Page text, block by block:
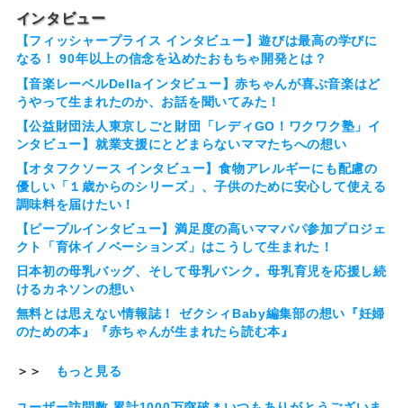
インタビュー
【フィッシャープライス インタビュー】遊びは最高の学びに
なる！ 90年以上の信念を込めたおもちゃ開発とは？
【音楽レーベルDellaインタビュー】赤ちゃんが喜ぶ音楽はど
うやって生まれたのか、お話を聞いてみた！
【公益財団法人東京しごと財団「レディGO！ワクワク塾」イ
ンタビュー】就業支援にとどまらないママたちへの想い
【オタフクソース インタビュー】食物アレルギーにも配慮の
優しい「１歳からのシリーズ」、子供のために安心して使える
調味料を届けたい！
【ピープルインタビュー】満足度の高いママパパ参加プロジェ
クト「育休イノベーションズ」はこうして生まれた！
日本初の母乳バッグ、そして母乳バンク。母乳育児を応援し続
けるカネソンの想い
無料とは思えない情報誌！ ゼクシィBaby編集部の想い『妊婦
のための本』『赤ちゃんが生まれたら読む本』
＞＞ もっと見る